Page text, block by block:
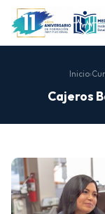
Inicio›
Cajeros